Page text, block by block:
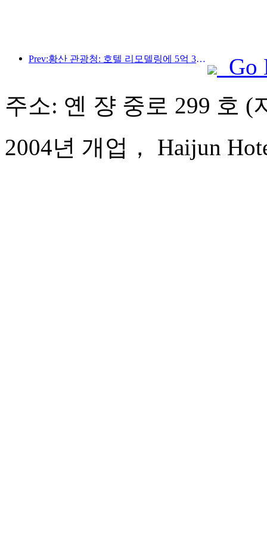
Prev:황산 관광청: 호텔 리모델링에 5억 3천만 위안 투자 계획
Go
주소: 옌 쟝 중로 299 호 (
2004년 개업， Haijun